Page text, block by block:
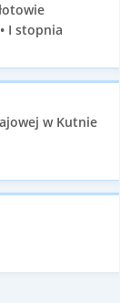
I stopnia
w Kutnie